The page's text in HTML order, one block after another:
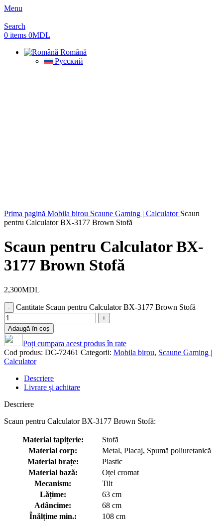
Menu
Search
0 items 0MDL
Română
Русский
Prima pagină Mobila birou Scaune Gaming | Calculator Scaun
pentru Calculator BX-3177 Brown Stofă
Scaun pentru Calculator BX-
3177 Brown Stofă
2,300MDL
Cantitate Scaun pentru Calculator BX-3177 Brown Stofă
Adaugă în coș
Poți cumpara acest produs în rate
Cod produs: DC-72461 Categorii: Mobila birou, Scaune Gaming |
Calculator
Descriere
Livrare și achitare
Descriere
Scaun pentru Calculator BX-3177 Brown Stofă:
Material tapițerie:
Stofă
Material corp:
Metal, Placaj, Spumă poliuretanică
Material brațe:
Plastic
Material bază:
Oțel cromat
Mecanism:
Tilt
Lățime:
63 cm
Adâncime:
68 cm
Înălțime min.:
108 cm